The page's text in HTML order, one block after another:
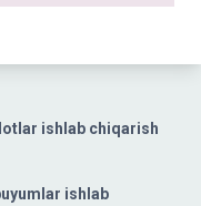
ishlab chiqarish
ishlab